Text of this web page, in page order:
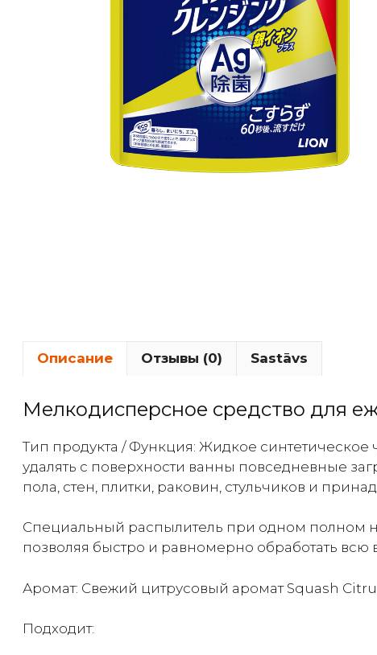
Описание Отзывы (0) Sastāvs
Мелкодисперсное средство для
Тип продукта / Функция: Жидкое
удалять с поверхности ванны повседневные
пола, стен, плитки, раковин, стульчиков и
Специальный распылитель при одном полном
позволяя быстро и равномерно обработать всю
Аромат: Свежий цитрусовый аромат Squash
Подходит: